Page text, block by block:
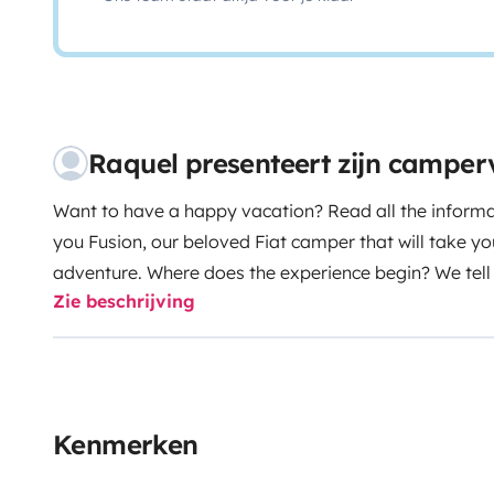
Raquel presenteert zijn
Want to have a happy vacation? Read all the
you Fusion, our beloved Fiat camper that will take
adventure. Where does the experience begin? We
the company we chose to ensure that it is always
travelers who choose Fusión.You will be able to
van/camper include?
Zie beschrijving
Kenmerken